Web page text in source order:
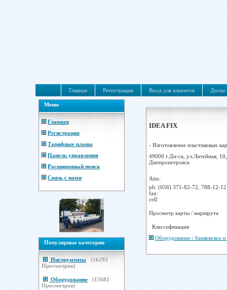
Главная Регистрация Вход для клиентов Доска
Меню
Главная
Регистрация
Тарифные планы
Панель управления
Расширенный поиск
Связь с нами
Популярные категории
Инструменты (16293
Просмотров)
Оборудование (15681
Просмотров)
IDEA FIX
- Изготовление пластиковых
49000 г.Дн-ск, ул.Литейная,
Днепропетровск
Attn:
ph: (056) 371-82-72, 788-12-12
fax:
cell:
Просмотр карты / маршрута
Классификация
Оборудование / банковское и